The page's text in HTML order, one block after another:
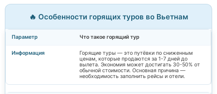
🔥 Особенности горящих туров во Вьетнам
Что такое горящий тур
Горящие туры — это путёвки по сниженным
ценам, которые продаются за 1-7 дней до
вылета. Экономия может достигать 30-50% от
обычной стоимости. Основная причина —
необходимость заполнить рейсы и отели.